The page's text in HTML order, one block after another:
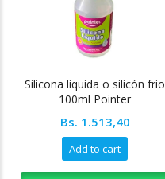
Silicona liquida o silicón frio
100ml Pointer
Bs. 1.513,40
Add to cart